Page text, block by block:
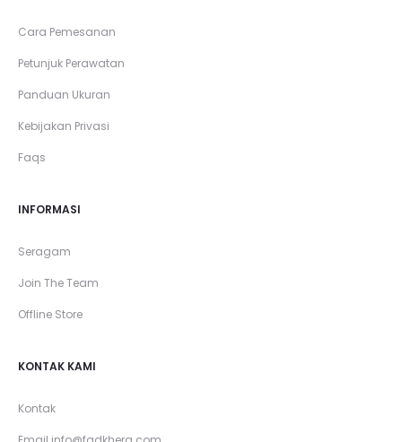
Cara Pemesanan
Petunjuk Perawatan
Panduan Ukuran
Kebijakan Privasi
Faqs
INFORMASI
Seragam
Join The Team
Offline Store
KONTAK KAMI
Kontak